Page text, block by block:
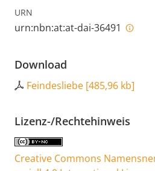
URN
urn:nbn:at:at-dai-36491
Download
Feindesliebe [485,96 kb]
Lizenz-/Rechtehinweis
Creative Commons